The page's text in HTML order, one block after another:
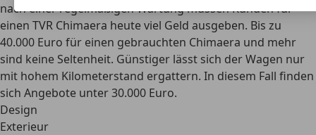
nach einer regelmäßigen Wartung müssen Kunden für
einen TVR Chimaera heute viel Geld ausgeben. Bis zu
40.000 Euro für einen gebrauchten Chimaera und mehr
sind keine Seltenheit. Günstiger lässt sich der Wagen nur
mit hohem Kilometerstand ergattern. In diesem Fall finden
sich Angebote unter 30.000 Euro.
Design
Exterieur